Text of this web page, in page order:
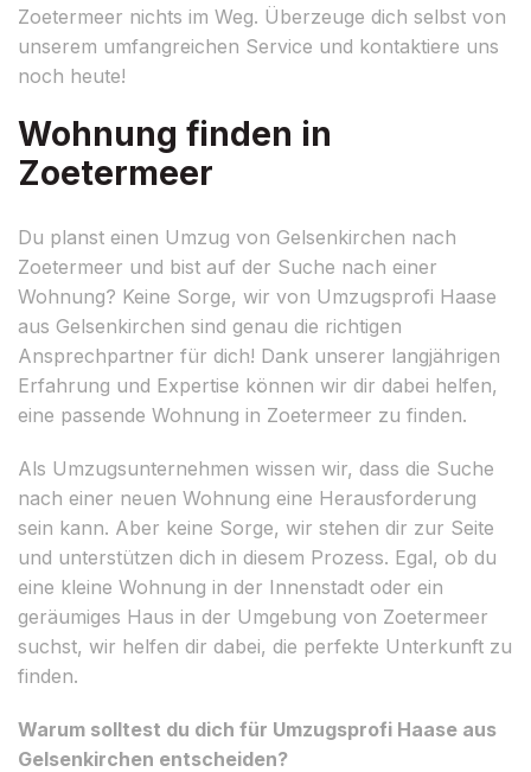
Zoetermeer nichts im Weg. Überzeuge dich selbst von
unserem umfangreichen Service und kontaktiere uns
noch heute!
Wohnung finden in
Zoetermeer
Du planst einen Umzug von Gelsenkirchen nach
Zoetermeer und bist auf der Suche nach einer
Wohnung? Keine Sorge, wir von Umzugsprofi Haase
aus Gelsenkirchen sind genau die richtigen
Ansprechpartner für dich! Dank unserer langjährigen
Erfahrung und Expertise können wir dir dabei helfen,
eine passende Wohnung in Zoetermeer zu finden.
Als Umzugsunternehmen wissen wir, dass die Suche
nach einer neuen Wohnung eine Herausforderung
sein kann. Aber keine Sorge, wir stehen dir zur Seite
und unterstützen dich in diesem Prozess. Egal, ob du
eine kleine Wohnung in der Innenstadt oder ein
geräumiges Haus in der Umgebung von Zoetermeer
suchst, wir helfen dir dabei, die perfekte Unterkunft zu
finden.
Warum solltest du dich für Umzugsprofi Haase aus
Gelsenkirchen entscheiden?